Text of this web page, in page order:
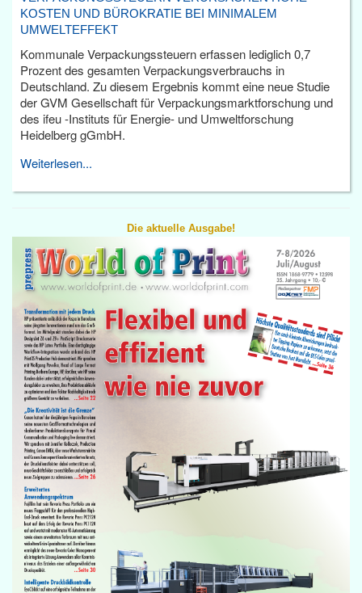
KOSTEN UND BÜROKRATIE BEI MINIMALEM
UMWELTEFFEKT
Kommunale Verpackungssteuern erfassen lediglich 0,7
Prozent des gesamten Verpackungsverbrauchs in
Deutschland. Zu diesem Ergebnis kommt eine neue Studie
der GVM Gesellschaft für Verpackungsmarktforschung und
des ifeu -Instituts für Energie- und Umweltforschung
Heidelberg gGmbH.
Weiterlesen...
Die aktuelle Ausgabe!